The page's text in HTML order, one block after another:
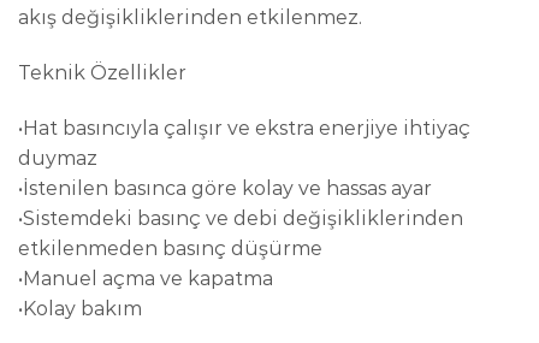
akış değişikliklerinden etkilenmez.
Teknik Özellikler
•Hat basıncıyla çalışır ve ekstra enerjiye ihtiyaç
duymaz
•İstenilen basınca göre kolay ve hassas ayar
•Sistemdeki basınç ve debi değişikliklerinden
etkilenmeden basınç düşürme
•Manuel açma ve kapatma
•Kolay bakım